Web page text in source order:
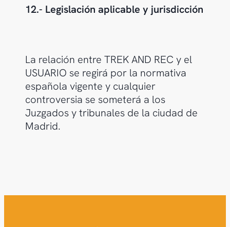
12.- Legislación aplicable y jurisdicción
La relación entre TREK AND REC y el
USUARIO se regirá por la normativa
española vigente y cualquier
controversia se someterá a los
Juzgados y tribunales de la ciudad de
Madrid.